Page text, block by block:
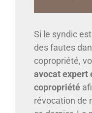
Si le syndic
des fautes
copropriété,
avocat expert
copropriété
révocation de